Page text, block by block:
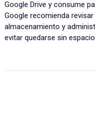
Google Drive y consume
Google recomienda
almacenamiento y
evitar quedarse sin